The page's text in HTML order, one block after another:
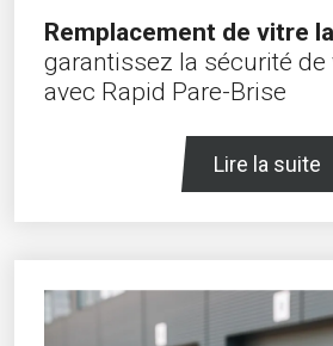
Remplacement de vitre
garantissez la sécurité de
avec Rapid Pare-Brise
Lire la suite